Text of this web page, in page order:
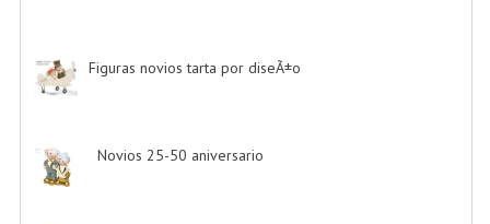
Figuras novios tarta por diseÃ±o
Novios 25-50 aniversario